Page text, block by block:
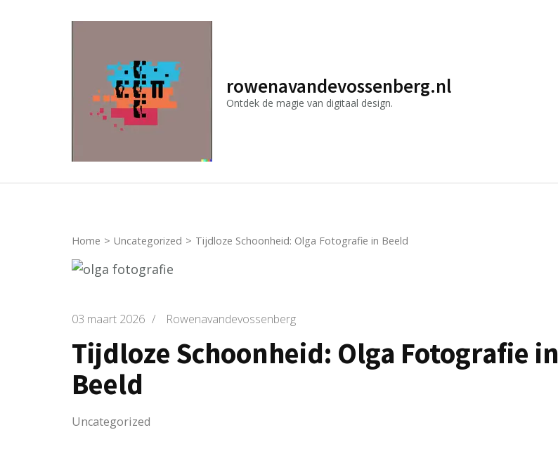
rowenavandevossenberg.nl
Ontdek de magie van digitaal design.
Home > Uncategorized > Tijdloze Schoonheid: Olga Fotografie in Beeld
03 maart 2026 / Rowenavandevossenberg
Tijdloze Schoonheid: Olga Fotografie in
Beeld
Uncategorized